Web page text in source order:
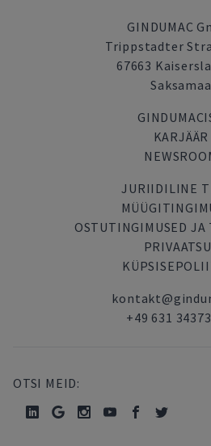
GINDUMAC
Trippstadter
67663
Saksamaa
KARJÄÄR
JURIIDILINE
OSTUTINGIMUSED JA
+49 631
OTSI MEID: